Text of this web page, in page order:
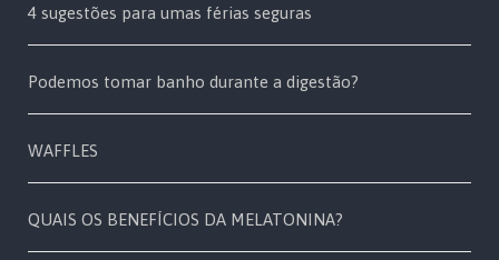
4 sugestões para umas férias seguras
Podemos tomar banho durante a digestão?
WAFFLES
QUAIS OS BENEFÍCIOS DA MELATONINA?